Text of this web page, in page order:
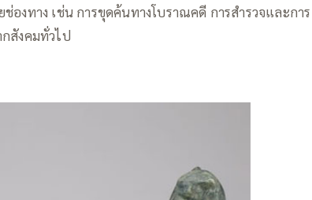
งทาง เช่น การขุดค้นทางโบราณคดี การสำรวจและการ
สังคมทั่วไป